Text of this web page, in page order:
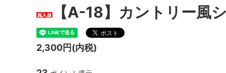
【A-18】カントリー風
2,300円(内税)